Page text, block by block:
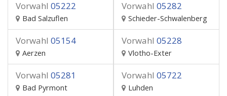
Vorwahl 05222
Bad Salzuflen
Vorwahl 05282
Schieder-Schwalenberg
Vorwahl 05154
Aerzen
Vorwahl 05228
Vlotho-Exter
Vorwahl 05281
Bad Pyrmont
Vorwahl 05722
Luhden